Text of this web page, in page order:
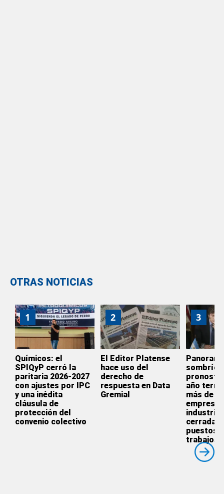
OTRAS NOTICIAS
1
Químicos: el
SPIQyP cerró la
paritaria 2026-2027
con ajustes por IPC
y una inédita
cláusula de
protección del
convenio colectivo
2
El Editor Platense
hace uso del
derecho de
respuesta en Data
Gremial
3
sombrío:
año
más de
empresas
cerradas
puestos
trabajos